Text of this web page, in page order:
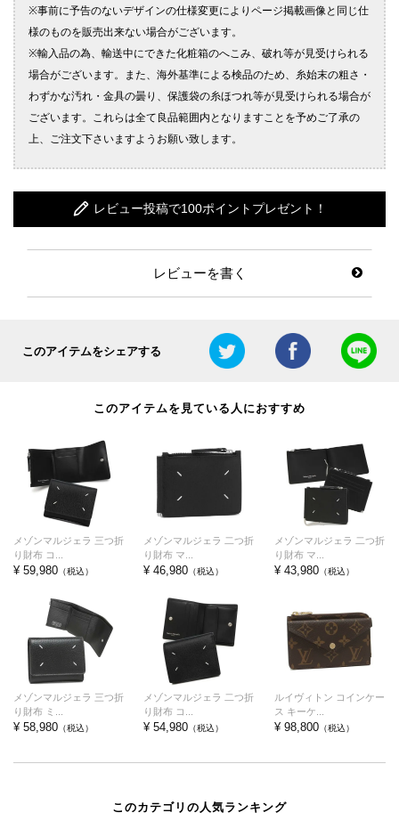
レビュー投稿で100ポイントプレゼント！
レビューを書く
このアイテムをシェアする
このアイテムを見ている人におすすめ
メゾンマルジェラ 三つ折
り財布 コ...
¥ 59,980 （税込）
メゾンマルジェラ 二つ折
り財布 マ...
¥ 46,980 （税込）
メゾンマルジェラ 二つ折
り財布 マ...
¥ 43,980（税込）
メゾンマルジェラ 三つ折
り財布 ミ...
¥ 58,980 （税込）
メゾンマルジェラ 二つ折
り財布 コ...
¥ 54,980 （税込）
ルイヴィトン コインケー
ス キーケ...
¥ 98,800（税込）
このカテゴリの人気ランキング